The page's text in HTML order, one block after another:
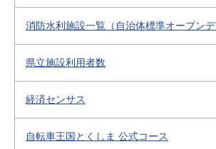
消防水利施設一覧（自治体標準オープンデ
県立施設利用者数
経済センサス
自転車王国とくしま 公式コース